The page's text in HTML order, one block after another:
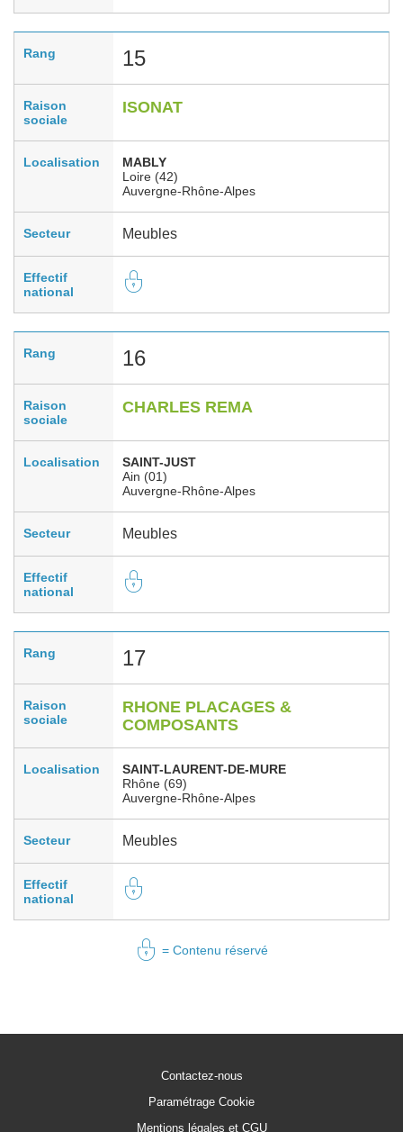
Rang 15
Raison
sociale
ISONAT
Localisation
MABLY
Loire (42)
Auvergne-Rhône-Alpes
Secteur Meubles
Effectif
national
Rang 16
Raison
sociale
CHARLES REMA
Localisation
SAINT-JUST
Ain (01)
Auvergne-Rhône-Alpes
Secteur Meubles
Effectif
national
Rang 17
Raison
sociale
RHONE PLACAGES &
COMPOSANTS
Localisation
SAINT-LAURENT-DE-MURE
Rhône (69)
Auvergne-Rhône-Alpes
Secteur Meubles
Effectif
national
= Contenu réservé
Contactez-nous
Paramétrage Cookie
Mentions légales et CGU